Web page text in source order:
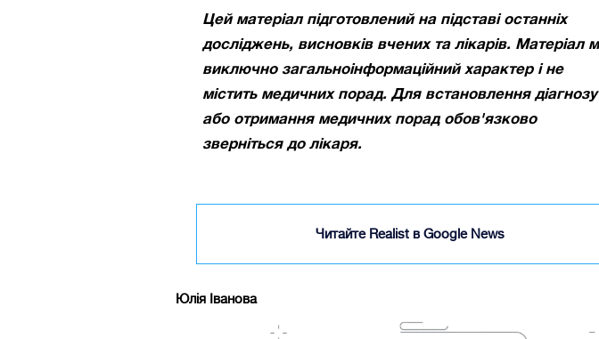
Цей матеріал підготовлений на підставі останніх
досліджень, висновків вчених та лікарів. Матеріал
виключно загальноінформаційний характер і не
містить медичних порад. Для встановлення діагнозу
або отримання медичних порад обов'язково
зверніться до лікаря.
Читайте Realist в Google News
Юлія Іванова